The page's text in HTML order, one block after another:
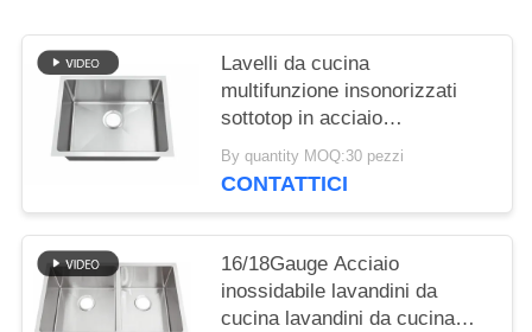
Lavelli da cucina
multifunzione insonorizzati
sottotop in acciaio
inossidabile 304, lavelli
quadrati fatti a mano su
By quantity MOQ:30 pezzi
CONTATTICI
16/18Gauge Acciaio
inossidabile lavandini da
cucina lavandini da cucina